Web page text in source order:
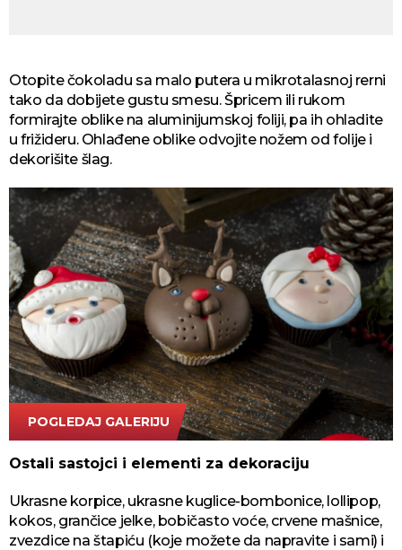
Otopite čokoladu sa malo putera u mikrotalasnoj rerni
tako da dobijete gustu smesu. Špricem ili rukom
formirajte oblike na aluminijumskoj foliji, pa ih ohladite
u frižideru. Ohlađene oblike odvojite nožem od folije i
dekorišite šlag.
POGLEDAJ GALERIJU
Ostali sastojci i elementi za dekoraciju
Ukrasne korpice, ukrasne kuglice-bombonice, lollipop,
kokos, grančice jelke, bobičasto voće, crvene mašnice,
zvezdice na štapiću (koje možete da napravite i sami) i